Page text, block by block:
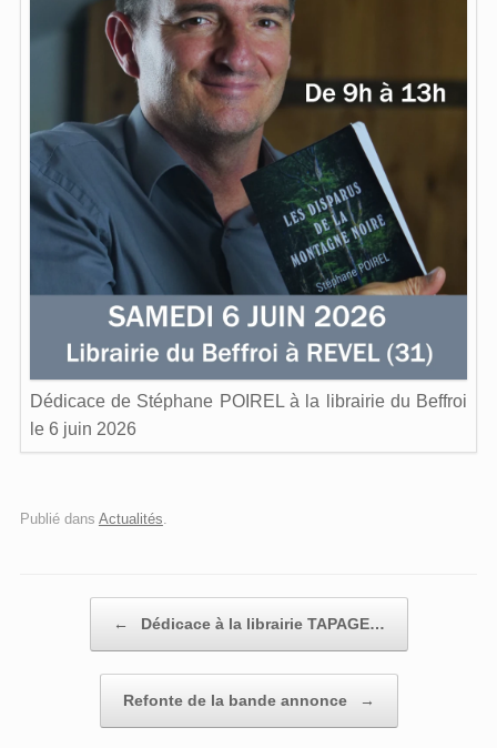
Dédicace de Stéphane POIREL à la librairie du Beffroi
le 6 juin 2026
Publié dans Actualités
← Dédicace à la librairie TAPAGE…
Refonte de la bande annonce →